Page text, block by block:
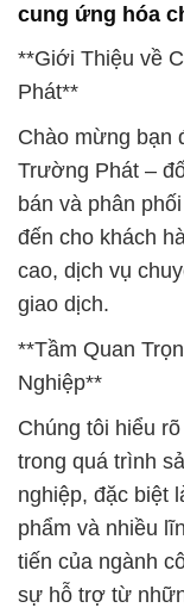
cung ứng hóa
**Giới Thiệu về
Phát**
Chào mừng bạn
Trường Phát –
bán và phân
đến cho khách
cao, dịch vụ
giao dịch.
**Tầm Quan
Nghiệp**
Chúng tôi hiểu
trong quá trình
nghiệp, đặc biệt
phẩm và nhiều
tiến của ngành
sự hỗ trợ từ